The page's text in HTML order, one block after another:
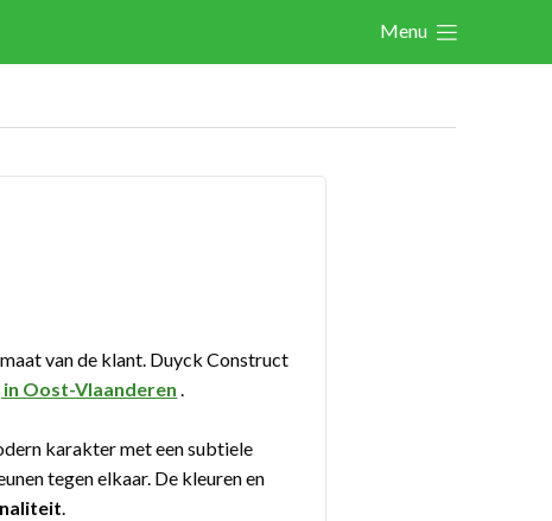
Menu
van de klant. Duyck Construct
Oost-Vlaanderen
karakter met een subtiele
tegen elkaar. De kleuren en
.
Become a member